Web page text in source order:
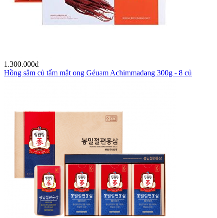
1.300.000đ
Hồng sâm củ tẩm mật ong Géuam Achimmadang 300g - 8 củ